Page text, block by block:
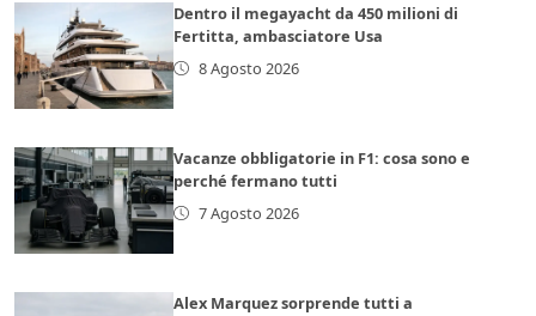
Dentro il megayacht da 450 milioni di
Fertitta, ambasciatore Usa
8 Agosto 2026
Vacanze obbligatorie in F1: cosa sono e
perché fermano tutti
7 Agosto 2026
Alex Marquez sorprende tutti a